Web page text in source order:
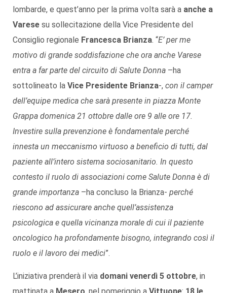
lombarde, e quest’anno per la prima volta sarà a anche a
Varese su sollecitazione della Vice Presidente del
Consiglio regionale Francesca Brianza. “E’ per me
motivo di grande soddisfazione che ora anche Varese
entra a far parte del circuito di Salute Donna –ha
sottolineato la Vice Presidente Brianza-, con il camper
dell’equipe medica che sarà presente in piazza Monte
Grappa domenica 21 ottobre dalle ore 9 alle ore 17.
Investire sulla prevenzione è fondamentale perché
innesta un meccanismo virtuoso a beneficio di tutti, dal
paziente all’intero sistema sociosanitario. In questo
contesto il ruolo di associazioni come Salute Donna è di
grande importanza –ha concluso la Brianza- perché
riescono ad assicurare anche quell’assistenza
psicologica e quella vicinanza morale di cui il paziente
oncologico ha profondamente bisogno, integrando così il
ruolo e il lavoro dei medici”.
L’iniziativa prenderà il via domani venerdì 5 ottobre, in